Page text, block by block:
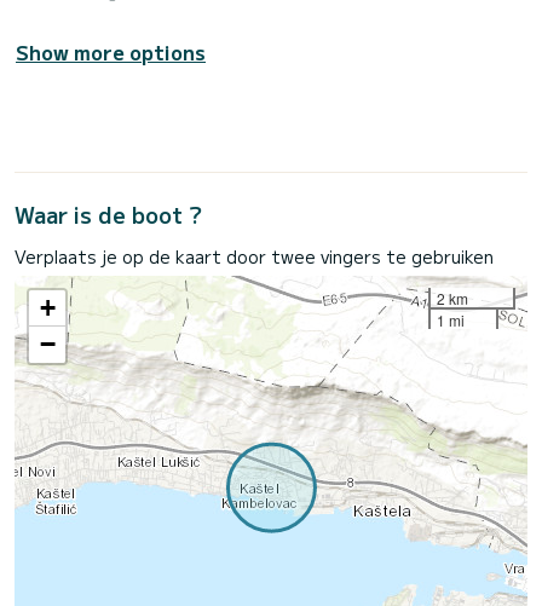
Show more options
Waar is de boot ?
Verplaats je op de kaart door twee vingers te gebruiken
+
−
2 km
1 mi